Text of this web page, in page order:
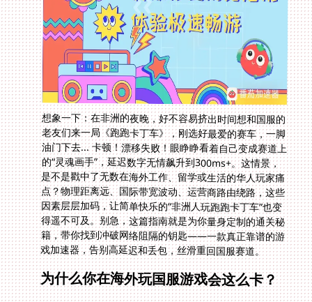
想象一下：在非洲的夜晚，好不容易挤出时间想和国服的
老友们来一局《跑跑卡丁车》，刚选好最爱的赛车，一脚
油门下去... 卡顿！漂移失败！眼睁睁看着自己变成赛道上
的“灵魂画手”，延迟数字无情飙升到300ms+。这情景，
是不是戳中了无数在海外工作、留学或生活的华人玩家痛
点？物理距离远、国际带宽波动、运营商路由绕路，这些
因素层层加码，让简单快乐的“非洲人玩跑跑卡丁车”也变
得遥不可及。别急，这篇指南就是为你量身定制的通关秘
籍，带你找到冲破网络阻隔的钥匙——一款真正靠谱的游
戏加速器，告别高延迟和丢包，丝滑重回国服赛道。
为什么你在海外玩国服游戏会这么卡？